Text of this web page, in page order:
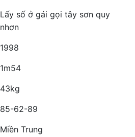
Lấy số ở gái gọi tây sơn quy
nhơn
1998
1m54
43kg
85-62-89
Miền Trung